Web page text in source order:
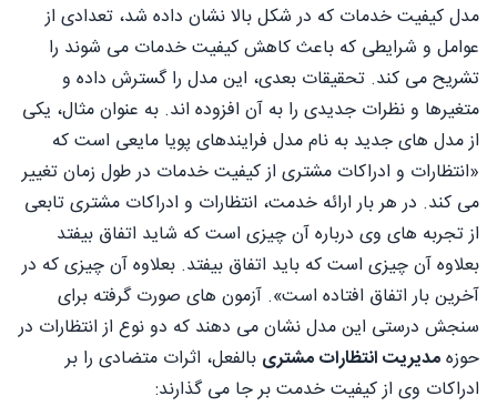
مدل کیفیت خدمات که در شکل بالا نشان داده شد، تعدادی از
عوامل و شرایطی که باعث کاهش کیفیت خدمات می شوند را
تشریح می کند. تحقیقات بعدی، این مدل را گسترش داده و
متغیرها و نظرات جدیدی را به آن افزوده اند. به عنوان مثال، یکی
از مدل های جدید به نام مدل فرایندهای پویا مایعی است که
«انتظارات و ادراکات مشتری از کیفیت خدمات در طول زمان تغییر
می کند. در هر بار ارائه خدمت، انتظارات و ادراکات مشتری تابعی
از تجربه های وی درباره آن چیزی است که شاید اتفاق بیفتد
بعلاوه آن چیزی است که باید اتفاق بیفتد. بعلاوه آن چیزی که در
آخرین بار اتفاق افتاده است». آزمون های صورت گرفته برای
سنجش درستی این مدل نشان می دهند که دو نوع از انتظارات در
حوزهمدیریت انتظارات مشتری بالفعل، اثرات متضادی را بر
ادراکات وی از کیفیت خدمت بر جا می گذارند: